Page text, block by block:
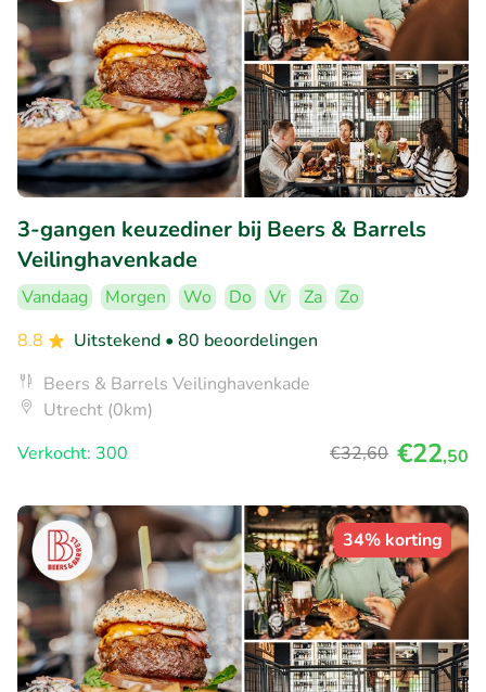
3-gangen keuzediner bij Beers & Barrels
Veilinghavenkade
Vandaag Morgen Wo Do Vr Za
Zo
8.8
Uitstekend • 80 beoordelingen
Beers & Barrels Veilinghavenkade
Utrecht (0km)
Verkocht: 300
€32,60 €22,50
34% korting